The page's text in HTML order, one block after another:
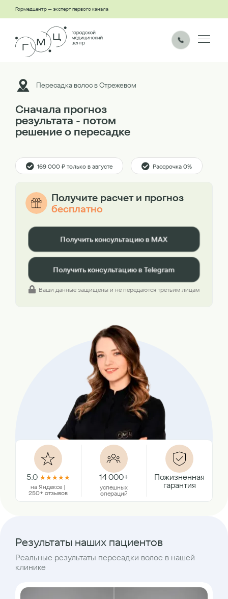
Гормедцентр — эксперт первого канала
Пересадка волос в Стрежевом
Сначала прогноз
результата - потом
решение о пересадке
169 000 ₽ только в августе Рассрочка 0%
Получите расчет и прогноз
бесплатно
Получить консультацию в MAX
Получить консультацию в Telegram
Ваши данные защищены и не передаются третьим лицам
5.0 ★★★★★
на Яндексе |
250+ отзывов
14 000+
успешных
операций
Пожизненная
гарантия
Результаты наших пациентов
Реальные результаты пересадки волос в нашей
клинике